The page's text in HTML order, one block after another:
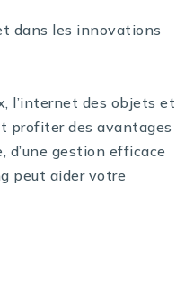
dans les innovations
l’internet des objets et
profiter des avantages
d’une gestion efficace
peut aider votre